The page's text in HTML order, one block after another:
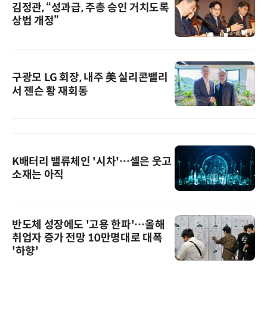
김정관, “성과급, 주총 승인 거치도록
상법 개정”
구광모 LG 회장, 내주 美 실리콘밸리
서 젠슨 황 재회동
K배터리 밸류체인 '시차'…셀은 웃고
소재는 아직
반도체 성장에도 '고용 한파'…올해
취업자 증가 전망 10만명대로 대폭
'하향'